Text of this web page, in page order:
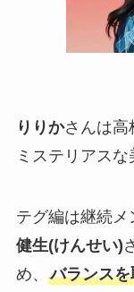
りりかさんは高
ミステリアスな
テグ編は継続メ
健生(けんせい)
め、 バランス